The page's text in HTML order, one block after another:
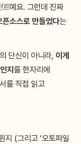
트예요. 그런데 진짜
소스로 만들었다는
단신이 아니라, 이게
지 를 한자리에
를 직접 읽고
지 (그리고 ‘오토파일